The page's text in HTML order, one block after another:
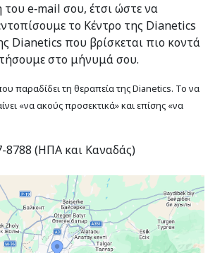
του e‑mail σου, έτσι ώστε να
το Κέντρο της Dianetics
Dianetics που βρίσκεται πιο κοντά
στο μήνυμά σου.
παραδίδει τη θεραπεία της Dianetics. Το να
«να ακούς προσεκτικά» και επίσης «να
8788 (ΗΠΑ και Καναδάς)